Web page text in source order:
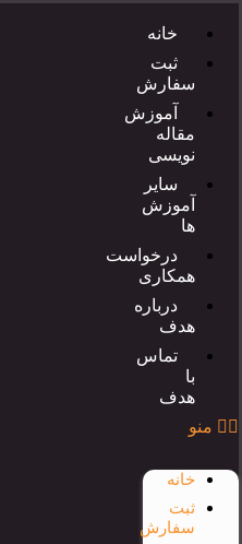
خانه
ثبت
سفارش
آموزش
مقاله
نویسی
سایر
آموزش
ها
درخواست
همکاری
درباره
هدف
تماس
با
هدف
منو
خانه
ثبت
سفارش